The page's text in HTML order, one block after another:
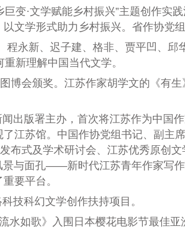
变·文学赋能乡村振兴”主题创作实
文学形式助力乡村振兴。省作协党
永新、迟子建、格非、贾平凹、
新理解中国当代文学。
博会颁奖。江苏作家胡学文的《有
出版署主办，首次将江苏作为中国
江苏馆。中国作协党组书记、副主
发布式及学术研讨会、江苏优秀原创
与面孔——新时代江苏青年作家写
重要平台。
技科幻文学创作扶持项目。
水如歌》入围日本樱花电影节最佳